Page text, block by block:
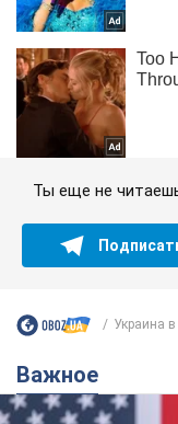
Ты еще не
Украина в
Важное